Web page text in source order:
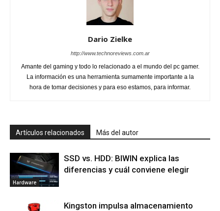
Dario Zielke
http://www.technoreviews.com.ar
Amante del gaming y todo lo relacionado a el mundo del pc gamer.
La información es una herramienta sumamente importante a la
hora de tomar decisiones y para eso estamos, para informar.
Artículos relacionados Más del autor
Hardware
SSD vs. HDD: BIWIN explica las
diferencias y cuál conviene elegir
Kingston impulsa almacenamiento